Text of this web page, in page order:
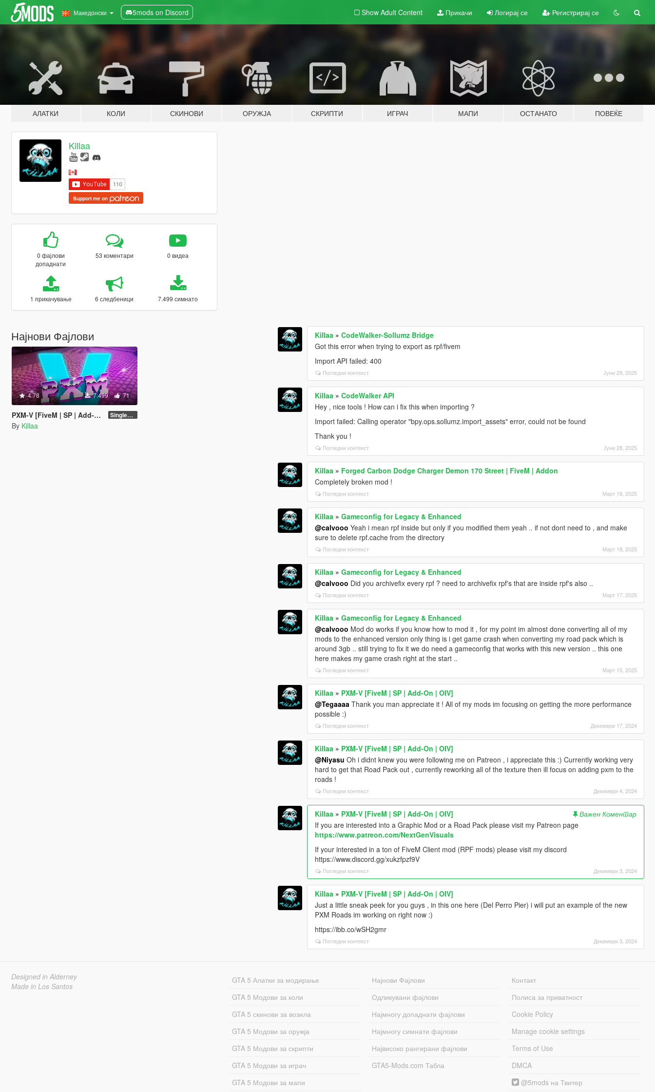
Македонски 5mods on Discord Show Adult Content Прикачи Логирај се Регистрирај се
АЛАТКИ КОЛИ СКИНОВИ ОРУЖЈА СКРИПТИ ИГРАЧ МАПИ ОСТАНАТО ПОВЕЌЕ
Killaa
Support me on
0 фајлови
допаднати
53 коментари 0 видеа
1 прикачување 6 следбеници 7.499 симнато
Најнови Фајлови
4.78 7.499 71
PXM-V [FiveM | SP | Add-On | OIV] Singleplayer 1.0
By Killaa
Killaa »CodeWalker-Sollumz Bridge
Got this error when trying to export as rpf/fivem
Import API failed: 400
Погледни контекст Јуни 29, 2025
Killaa »CodeWalker API
Hey , nice tools ! How can i fix this when importing ?
Import failed: Calling operator "bpy.ops.sollumz.import_assets" error, could not be found
Thank you !
Погледни контекст Јуни 28, 2025
Killaa » Forged Carbon Dodge Charger Demon 170 Street | FiveM | Addon
Completely broken mod !
Погледни контекст Март 18, 2025
Killaa »Gameconfig for Legacy & Enhanced
@calvooo Yeah i mean rpf inside but only if you modified them yeah .. if not dont need to , and make
sure to delete rpf.cache from the directory
Погледни контекст Март 18, 2025
Killaa »Gameconfig for Legacy & Enhanced
@calvooo Did you archivefix every rpf ? need to archivefix rpf's that are inside rpf's also ..
Погледни контекст Март 17, 2025
Killaa »Gameconfig for Legacy & Enhanced
@calvooo Mod do works if you know how to mod it , for my point im almost done converting all of my
mods to the enhanced version only thing is i get game crash when converting my road pack which is
around 3gb .. still trying to fix it we do need a gameconfig that works with this new version .. this one
here makes my game crash right at the start ..
Погледни контекст Март 15, 2025
Killaa » PXM-V [FiveM | SP | Add-On | OIV]
@Tegaaaa Thank you man appreciate it ! All of my mods im focusing on getting the more performance
possible :)
Погледни контекст Декември 17, 2024
Killaa » PXM-V [FiveM | SP | Add-On | OIV]
@Niyasu Oh i didnt knew you were following me on Patreon , i appreciate this :) Currently working very
hard to get that Road Pack out , currently reworking all of the texture then ill focus on adding pxm to the
roads !
Погледни контекст Декември 4, 2024
Killaa » PXM-V [FiveM | SP | Add-On | OIV]
Важен Коментар
If you are interested into a Graphic Mod or a Road Pack please visit my Patreon page
https://www.patreon.com/NextGenVisuals
If your interested in a ton of FiveM Client mod (RPF mods) please visit my discord
https://www.discord.gg/xukzfpzf9V
Погледни контекст Декември 3, 2024
Killaa » PXM-V [FiveM | SP | Add-On | OIV]
Just a little sneak peek for you guys , in this one here (Del Perro Pier) i will put an example of the new
PXM Roads im working on right now :)
https://ibb.co/wSH2gmr
Погледни контекст Декември 3, 2024
Designed in Alderney
Made in Los Santos
GTA 5 Алатки за модирање
GTA 5 Модови за коли
GTA 5 скинови за возила
GTA 5 Модови за оружја
GTA 5 Модови за скрипти
GTA 5 Модови за играч
GTA 5 Модови за мапи
Најнови Фајлови
Одликувани фајлови
Најмногу допаднати фајлови
Најмногу симнати фајлови
Највисоко рангирани фајлови
GTA5-Mods.com Табла
Контакт
Полиса за приватност
Cookie Policy
Manage cookie settings
Terms of Use
DMCA
@5mods на Твитер